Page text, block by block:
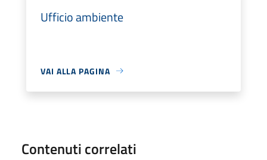
Ufficio ambiente
VAI ALLA PAGINA
Contenuti correlati